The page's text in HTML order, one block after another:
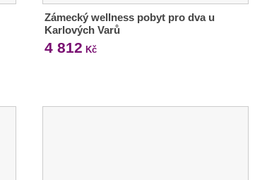
Zámecký wellness pobyt pro dva u
Karlových Varů
4 812 Kč